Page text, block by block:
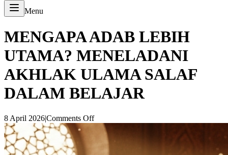
Menu
MENGAPA ADAB LEBIH
UTAMA? MENELADANI
AKHLAK ULAMA SALAF
DALAM BELAJAR
8 April 2026|Comments Off